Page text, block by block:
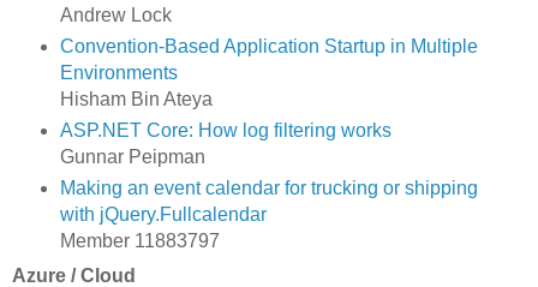
Andrew Lock
Convention-Based Application Startup in Multiple
Environments
Hisham Bin Ateya
ASP.NET Core: How log filtering works
Gunnar Peipman
Making an event calendar for trucking or shipping
with jQuery.Fullcalendar
Member 11883797
Azure / Cloud